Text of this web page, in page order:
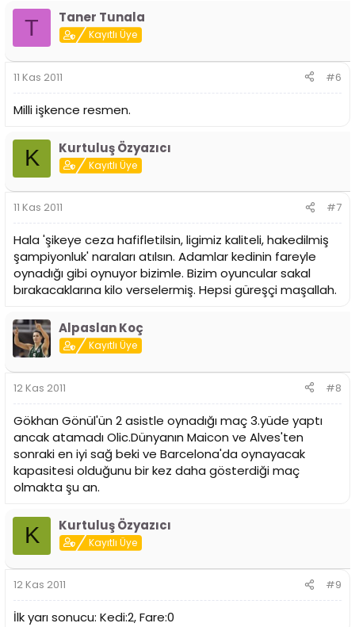
T Taner Tunala
Kayıtlı Üye
11 Kas 2011 #6
Milli işkence resmen.
K Kurtuluş Özyazıcı
Kayıtlı Üye
11 Kas 2011 #7
Hala 'şikeye ceza hafifletilsin, ligimiz kaliteli, hakedilmiş
şampiyonluk' naraları atılsın. Adamlar kedinin fareyle
oynadığı gibi oynuyor bizimle. Bizim oyuncular sakal
bırakacaklarına kilo verselermiş. Hepsi güreşçi maşallah.
Alpaslan Koç
Kayıtlı Üye
12 Kas 2011 #8
Gökhan Gönül'ün 2 asistle oynadığı maç 3.yüde yaptı
ancak atamadı Olic.Dünyanın Maicon ve Alves'ten
sonraki en iyi sağ beki ve Barcelona'da oynayacak
kapasitesi olduğunu bir kez daha gösterdiği maç
olmakta şu an.
K Kurtuluş Özyazıcı
Kayıtlı Üye
12 Kas 2011 #9
İlk yarı sonucu: Kedi:2, Fare:0